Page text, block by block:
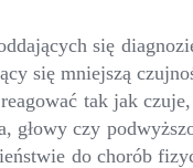
się
się mniejszą
tak jak
głowy czy
do chorób